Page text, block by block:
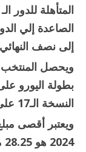
إلى نصف النهائي.
ويحصل المنتخب
النسخة الـ17 على 8 ملايين يورو.
ويعتبر أقصى